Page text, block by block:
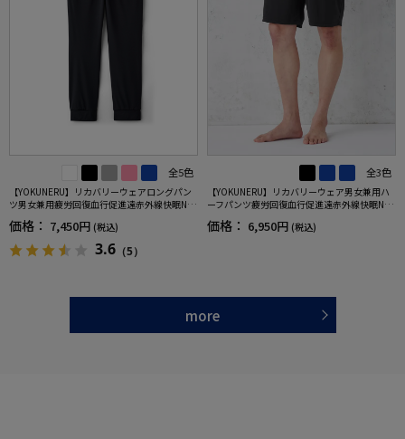
全5色
【YOKUNERU】リカバリーウェアロングパン
ツ男女兼用疲労回復血行促進遠赤外線快眠NA
NOMIX(R)【一般医療機器】SS～LLサイズ
価格： 7,450円 (税込)
3.6 （5）
全3色
【YOKUNERU】リカバリーウェア男女兼用ハ
ーフパンツ疲労回復血行促進遠赤外線快眠NA
NOMIX(R)【一般医療機器】SS～LLサイズ
価格： 6,950円 (税込)
more